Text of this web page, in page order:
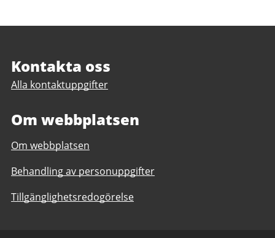
Kontakta oss
Alla kontaktuppgifter
Om webbplatsen
Om webbplatsen
Behandling av personuppgifter
Tillgänglighetsredogörelse